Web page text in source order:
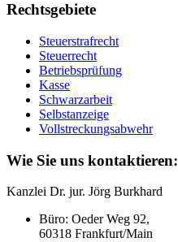
Rechtsgebiete
Steuerstrafrecht
Steuerrecht
Betriebsprüfung
Kasse
Schwarzarbeit
Selbstanzeige
Vollstreckungsabwehr
Wie Sie uns kontaktieren:
Kanzlei Dr. jur. Jörg Burkhard
Büro: Oeder Weg 92,
60318 Frankfurt/Main